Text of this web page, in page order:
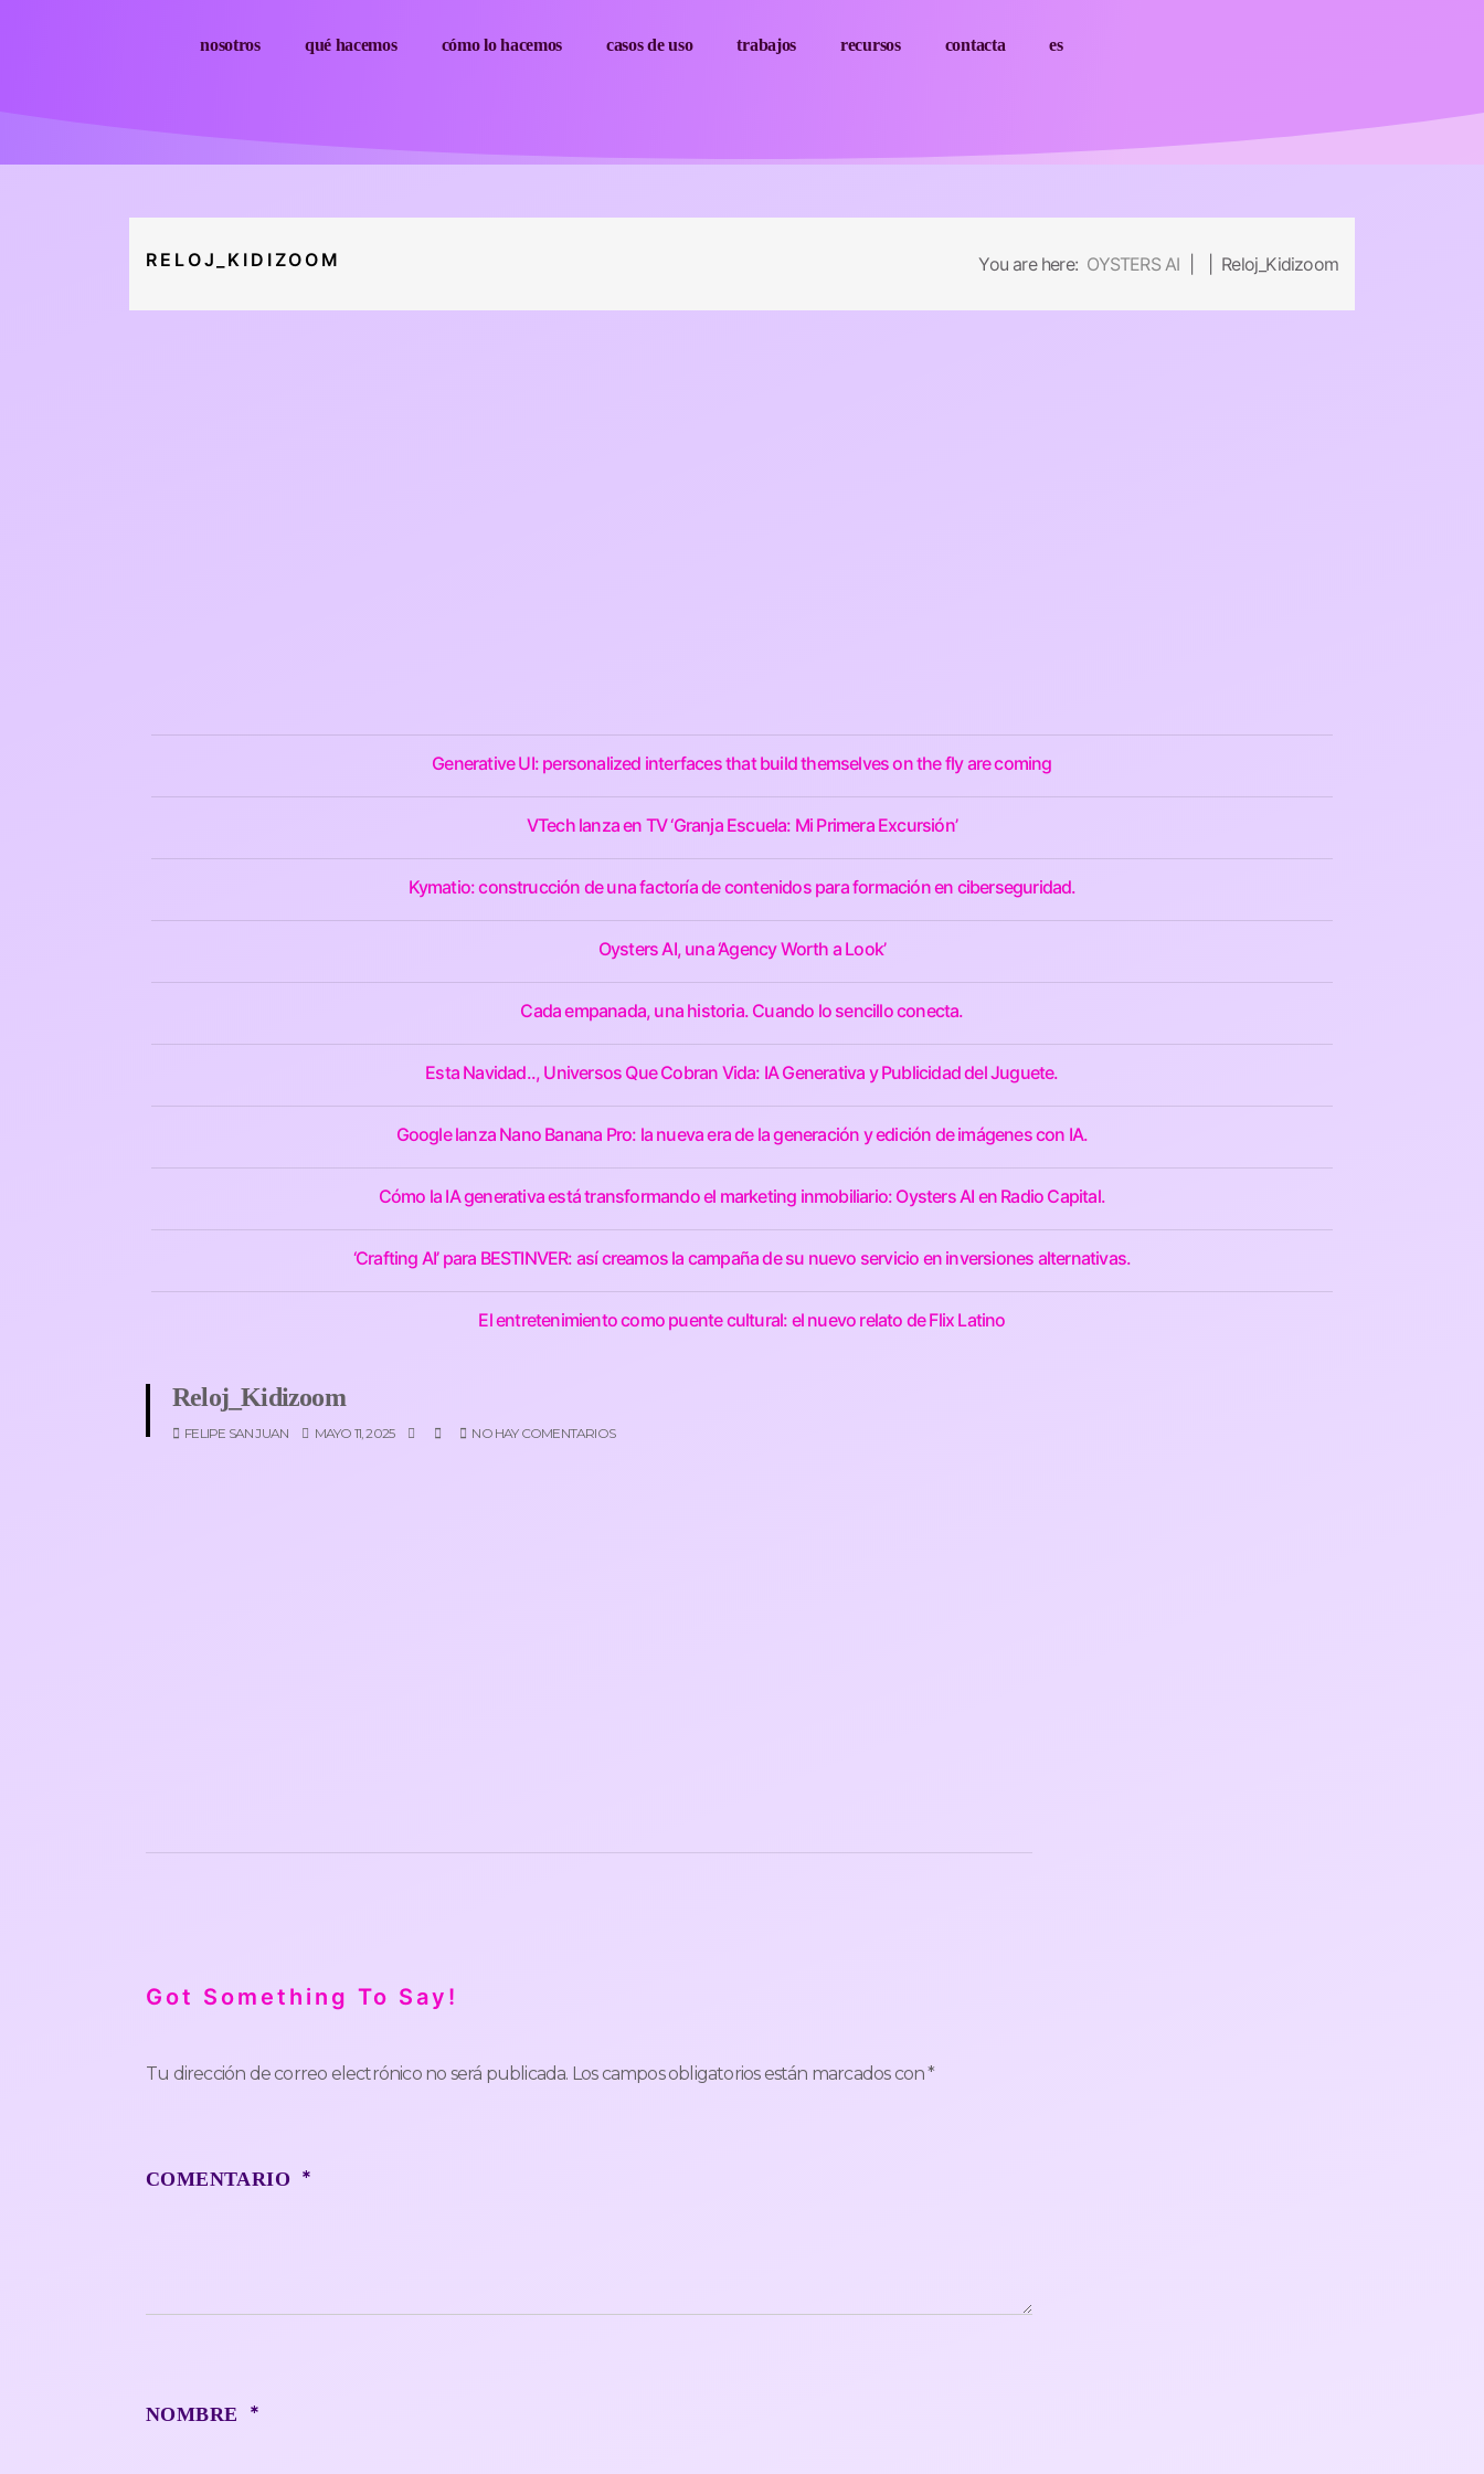
nosotros qué hacemos cómo lo hacemos casos de uso trabajos recursos contacta es
RELOJ_KIDIZOOM You are here: OYSTERS AI | | Reloj_Kidizoom
Generative UI: personalized interfaces that build themselves on the fly are coming
VTech lanza en TV ‘Granja Escuela: Mi Primera Excursión’
Kymatio: construcción de una factoría de contenidos para formación en ciberseguridad.
Oysters AI, una ‘Agency Worth a Look’
Cada empanada, una historia. Cuando lo sencillo conecta.
Esta Navidad.., Universos Que Cobran Vida: IA Generativa y Publicidad del Juguete.
Google lanza Nano Banana Pro: la nueva era de la generación y edición de imágenes con IA.
Cómo la IA generativa está transformando el marketing inmobiliario: Oysters AI en Radio Capital.
‘Crafting AI’ para BESTINVER: así creamos la campaña de su nuevo servicio en inversiones alternativas.
El entretenimiento como puente cultural: el nuevo relato de Flix Latino
Reloj_Kidizoom
FELIPE SAN JUAN MAYO 11, 2025 NO HAY COMENTARIOS
Got Something To Say!
Tu dirección de correo electrónico no será publicada. Los campos obligatorios están marcados con*
COMENTARIO*
NOMBRE *